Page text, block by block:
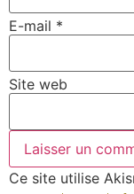
E-mail *
Site web
Ce site utilise